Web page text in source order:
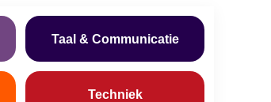
Taal & Communicatie
Techniek